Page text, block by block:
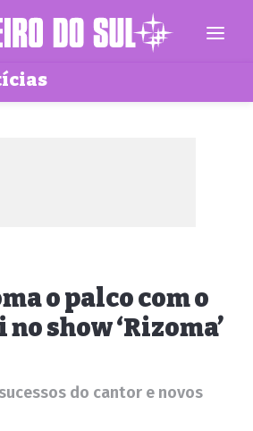
o palco com o
show ‘Rizoma’
do cantor e novos